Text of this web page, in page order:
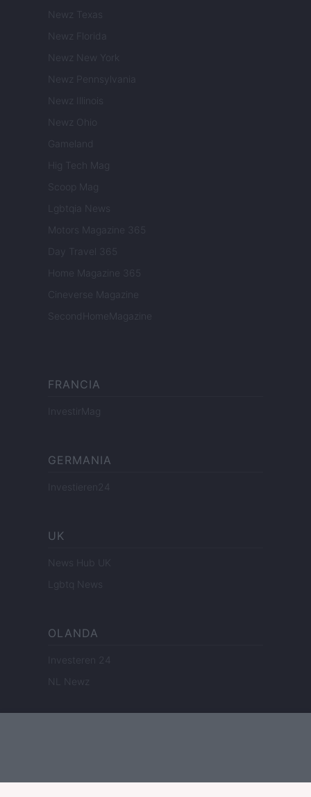
Newz Texas
Newz Florida
Newz New York
Newz Pennsylvania
Newz Illinois
Newz Ohio
Gameland
Hig Tech Mag
Scoop Mag
Lgbtqia News
Motors Magazine 365
Day Travel 365
Home Magazine 365
Cineverse Magazine
SecondHomeMagazine
FRANCIA
InvestirMag
GERMANIA
Investieren24
UK
News Hub UK
Lgbtq News
OLANDA
Investeren 24
NL Newz